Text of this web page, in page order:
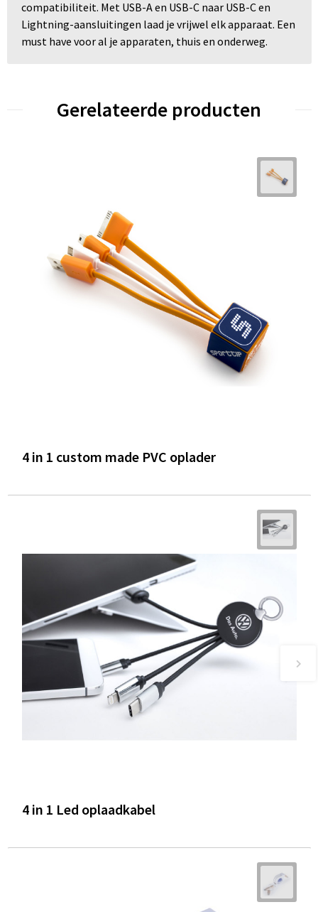
compatibiliteit. Met USB-A en USB-C naar USB-C en
Lightning-aansluitingen laad je vrijwel elk apparaat. Een
must have voor al je apparaten, thuis en onderweg.
Gerelateerde producten
4 in 1 custom made PVC oplader
4 in 1 Led oplaadkabel